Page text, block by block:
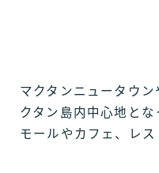
マクタンニュータウ
クタン島内中心地と
モールやカフェ、レス